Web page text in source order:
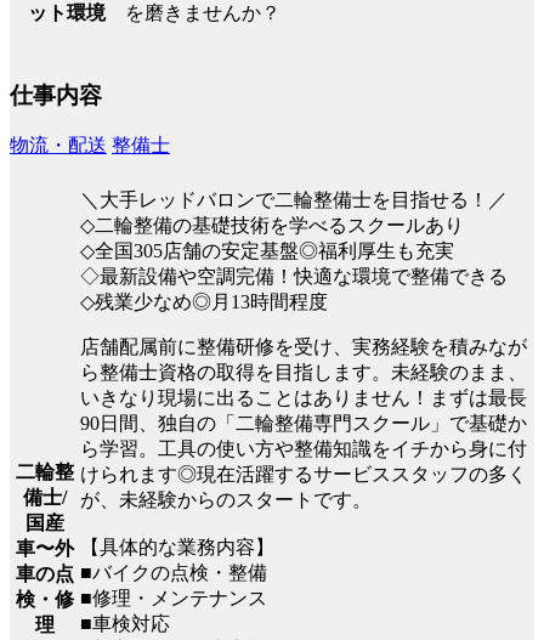
ット環境
を磨きませんか？
仕事内容
物流・配送 整備士
二輪整
備士/
国産
車〜外
車の点
検・修
理
＼大手レッドバロンで二輪整備士を目指せる！／
◇二輪整備の基礎技術を学べるスクールあり
◇全国305店舗の安定基盤◎福利厚生も充実
◇最新設備や空調完備！快適な環境で整備できる
◇残業少なめ◎月13時間程度
店舗配属前に整備研修を受け、実務経験を積みなが
ら整備士資格の取得を目指します。未経験のまま、
いきなり現場に出ることはありません！まずは最長
90日間、独自の「二輪整備専門スクール」で基礎か
ら学習。工具の使い方や整備知識をイチから身に付
けられます◎現在活躍するサービススタッフの多く
が、未経験からのスタートです。
【具体的な業務内容】
■バイクの点検・整備
■修理・メンテナンス
■車検対応